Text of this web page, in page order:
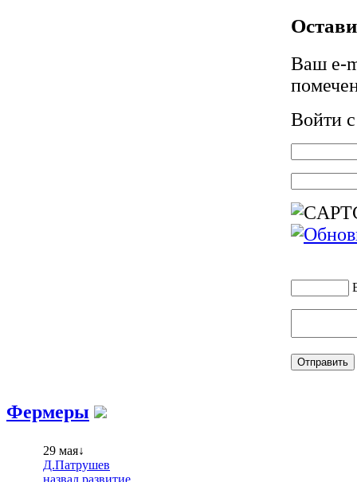
Ваш e-
Войти
Фермеры
29 мая↓
Д.Патрушев
назвал развитие